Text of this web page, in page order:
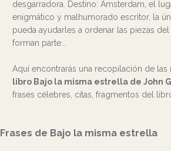
desgarradora. Destino: Amsterdam, el
enigmático y malhumorado escritor, la
pueda ayudarles a ordenar las piezas
forman parte...
Aquí encontrarás una recopilación de las
libro Bajo la misma estrella de John
frases célebres, citas, fragmentos del
Frases de Bajo la misma estrella